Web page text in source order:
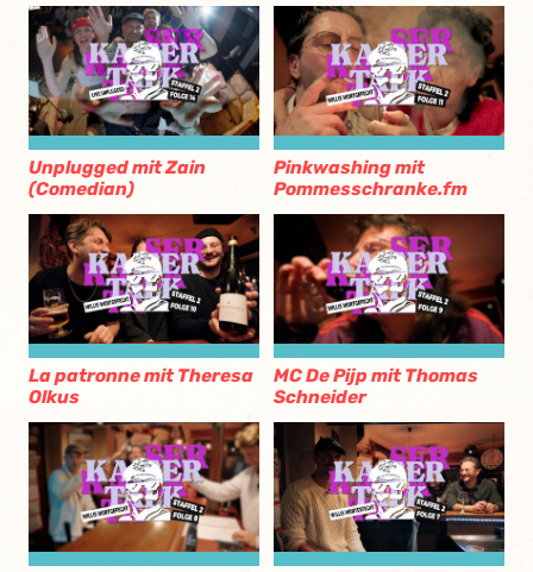
Unplugged mit Zain
(Comedian)
Pinkwashing mit
Pommesschranke.fm
La patronne mit Theresa
Olkus
MC De Pijp mit Thomas
Schneider